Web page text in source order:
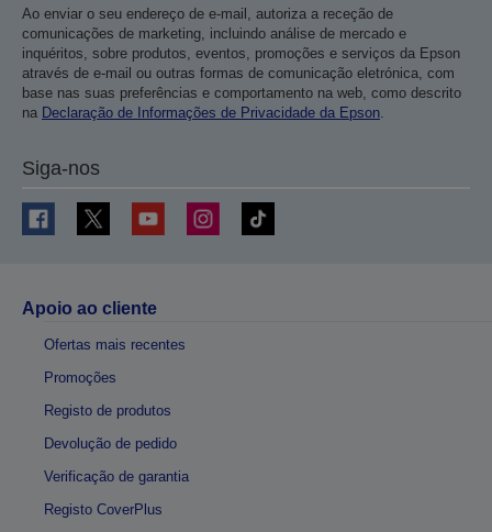
Ao enviar o seu endereço de e-mail, autoriza a receção de
comunicações de marketing, incluindo análise de mercado e
inquéritos, sobre produtos, eventos, promoções e serviços da Epson
através de e-mail ou outras formas de comunicação eletrónica, com
base nas suas preferências e comportamento na web, como descrito
na Declaração de Informações de Privacidade da Epson
Siga-nos
Apoio ao cliente
Ofertas mais recentes
Promoções
Registo de produtos
Devolução de pedido
Verificação de garantia
Registo CoverPlus